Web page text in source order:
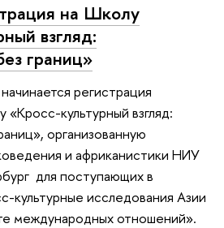
на Школу
взгляд:
границ»
регистрация
«Кросс-культурный взгляд:
организованную
и африканистики НИУ
для поступающих в
культурные исследования Азии
международных отношений».